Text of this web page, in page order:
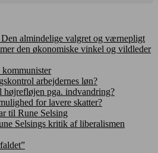
almindelige valgret og værnepligt
den økonomiske vinkel og vildleder
arbejdernes løn?
højrefløjen pga. indvandring?
for lavere skatter?
til Rune Selsing
Selsings kritik af liberalismen